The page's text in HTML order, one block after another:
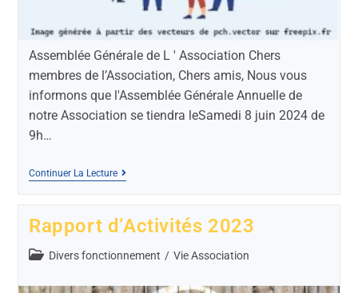
Assemblée Générale de L ' Association Chers
membres de l’Association, Chers amis, Nous vous
informons que l'Assemblée Générale Annuelle de
notre Association se tiendra leSamedi 8 juin 2024 de
9h…
Continuer La Lecture
Rapport d’Activités 2023
Divers fonctionnement / Vie Association